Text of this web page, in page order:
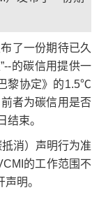
了一份期待已久
的碳信用提供一
黎协定》的1.5℃
者为碳信用是否
束。
消）声明行为准
的工作范围不
明。